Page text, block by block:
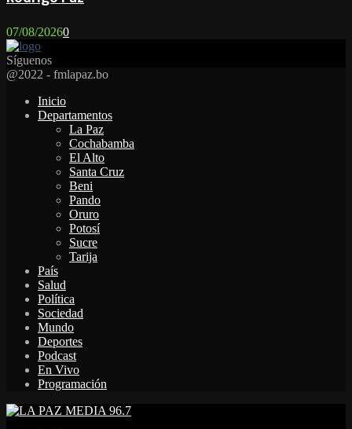
07/08/20260
Síguenos
Facebook
Twitter
Instagram
Youtube
Email
Twitch
Whatsapp
@2022 - fmlapaz.bo
Inicio
Departamentos
La Paz
Cochabamba
El Alto
Santa Cruz
Beni
Pando
Oruro
Potosí
Sucre
Tarija
País
Salud
Política
Sociedad
Mundo
Deportes
Podcast
En Vivo
Programación